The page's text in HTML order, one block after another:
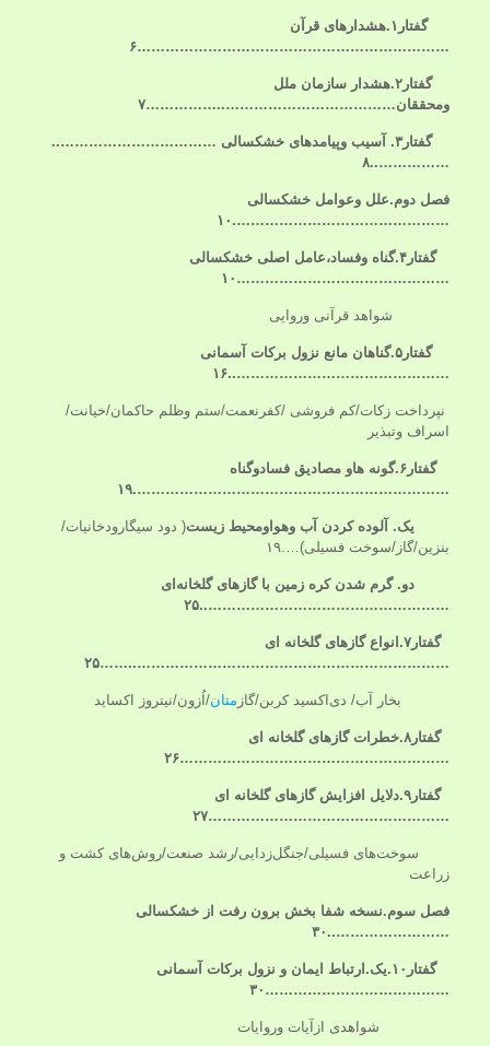
گفتار۱.هشدارهای قرآن
…………………………………………
………………۶
گفتار۲.هشدار
سازمان ملل
ومحققان………………………………..……………۷
گفتار۳. آسیب وپیامدهای خشکسالی …………………………….
.
……………..۸
فصل دوم.علل وعوامل خشکسالی
……………………………………….۱۰
گفتار۴.گناه وفساد،عامل اصلی خشکسالی
………………………………………۱۰
شواهد قرآنی وروایی
گفتار۵. گناهان مانع نزول برکات آسمانی
………………………………………..۱۶
نپرداخت زكات/كم فروشى /کفرنعمت/ستم وظلم حاکمان/خیانت/
اسراف وتبذیر
گفتار۶.گونه هاو
مصادیق فسادوگناه
………………………………………………………….۱۹
یک. آلوده کردن آب وهواومحیط زیست( دود سیگارودخانیات/
بنزین/گاز/سوخت فسیلی)….۱۹
دو. گرم شدن کره زمین باگازهای گلخانه‌ای
……………………………………………..۲۵
گفتار۷.انواع گازهای گلخانه ای
………………………………………………………….
.……۲۵
بخار آب/ دی‌اکسید کربن/گاز متان/اُزون/نیتروز اکساید
گفتار۸.خطرات گازهای گلخانه ای
…………………………………………………۲۶
گفتار۹.دلایل افزایش گازهای گلخانه ای
……………………………………………۲۷
سوخت‌های فسیلی/جنگل‌زدایی/رشد صنعت/روش‌های کشت و
زراعت
فصل سوم.نسخه شفا بخش برون رفت از خشکسالی
……………………..۳۰
گفتار۱۰.یک.ارتباط ایمان و نزول برکات آسمانی
…………………………………۳۰
شواهدی ازآیات وروایات